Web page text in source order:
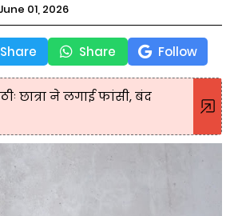
01, 2026
Share Share Follow
छात्रा ने लगाई फांसी, बंद